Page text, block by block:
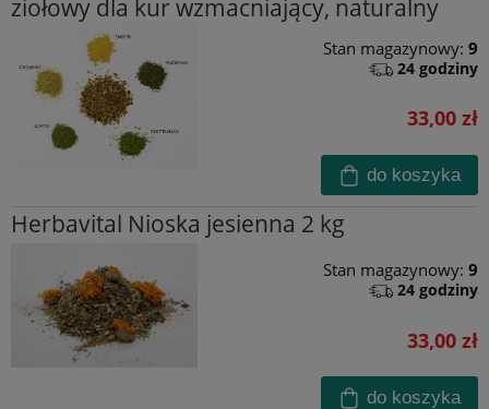
ziołowy dla kur wzmacniający, naturalny
Stan magazynowy: 9
24 godziny
33,00 zł
do koszyka
Herbavital Nioska jesienna 2 kg
Stan magazynowy: 9
24 godziny
33,00 zł
do koszyka